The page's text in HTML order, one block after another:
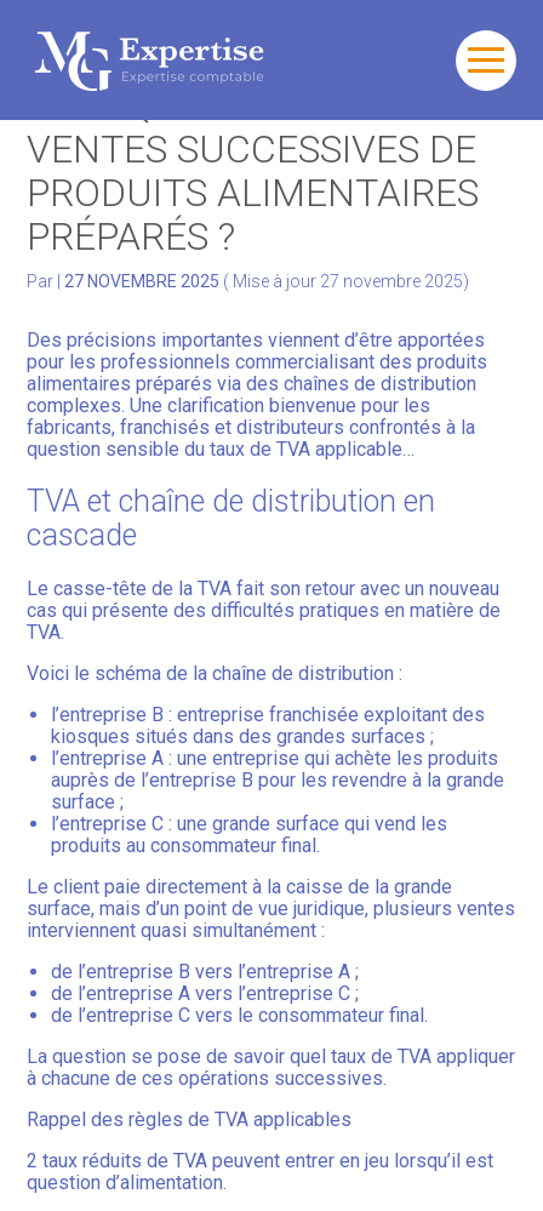
Aller
Gérer votre quotidien
Développer votre activité
Gérer votre patrimoine
Facturation Électronique
TVA : QUEL TAUX POUR LES
VENTES SUCCESSIVES DE
PRODUITS ALIMENTAIRES
PRÉPARÉS ?
Par 27 NOVEMBRE 2025 ( Mise à jour 27 novembre 2025)
Des précisions importantes viennent d’être apportées
pour les professionnels commercialisant des produits
alimentaires préparés via des chaînes de distribution
complexes. Une clarification bienvenue pour les
fabricants, franchisés et distributeurs confrontés à la
question sensible du taux de TVA applicable…
TVA et chaîne de distribution en
cascade
Le casse-tête de la TVA fait son retour avec un nouveau
cas qui présente des difficultés pratiques en matière de
TVA.
Voici le schéma de la chaîne de distribution :
l’entreprise B : entreprise franchisée exploitant des
kiosques situés dans des grandes surfaces ;
l’entreprise A : une entreprise qui achète les produits
auprès de l’entreprise B pour les revendre à la grande
surface ;
l’entreprise C : une grande surface qui vend les
produits au consommateur final.
Le client paie directement à la caisse de la grande
surface, mais d’un point de vue juridique, plusieurs ventes
interviennent quasi simultanément :
de l’entreprise B vers l’entreprise A ;
de l’entreprise A vers l’entreprise C ;
de l’entreprise C vers le consommateur final.
La question se pose de savoir quel taux de TVA appliquer
à chacune de ces opérations successives.
Rappel des règles de TVA applicables
2 taux réduits de TVA peuvent entrer en jeu lorsqu’il est
question d’alimentation.